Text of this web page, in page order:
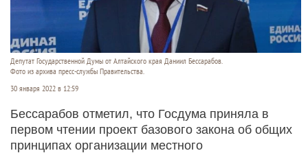
Депутат Государственной Думы от Алтайского края Даниил Бессарабов.
Фото из архива пресс-службы Правительства.
30 января 2022 в 12:59
Бессарабов отметил, что Госдума приняла в
первом чтении проект базового закона об общих
принципах организации местного